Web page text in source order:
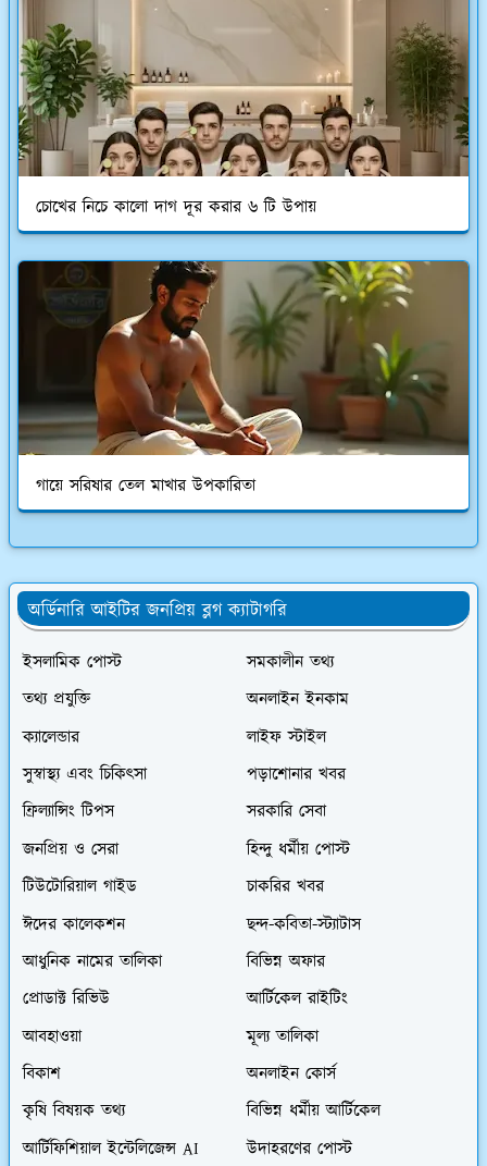
চোখের নিচে কালো দাগ দূর করার ৬ টি উপায়
গায়ে সরিষার তেল মাখার উপকারিতা
অর্ডিনারি আইটির জনপ্রিয় ব্লগ ক্যাটাগরি
ইসলামিক পোস্ট
সমকালীন তথ্য
তথ্য প্রযুক্তি
অনলাইন ইনকাম
ক্যালেন্ডার
লাইফ স্টাইল
সুস্বাস্থ্য এবং চিকিৎসা
পড়াশোনার খবর
ফ্রিল্যান্সিং টিপস
সরকারি সেবা
জনপ্রিয় ও সেরা
হিন্দু ধর্মীয় পোস্ট
টিউটোরিয়াল গাইড
চাকরির খবর
ঈদের কালেকশন
ছন্দ-কবিতা-স্ট্যাটাস
আধুনিক নামের তালিকা
বিভিন্ন অফার
প্রোডাক্ট রিভিউ
আর্টিকেল রাইটিং
আবহাওয়া
মূল্য তালিকা
বিকাশ
অনলাইন কোর্স
কৃষি বিষয়ক তথ্য
বিভিন্ন ধর্মীয় আর্টিকেল
আর্টিফিশিয়াল ইন্টেলিজেন্স AI
উদাহরণের পোস্ট